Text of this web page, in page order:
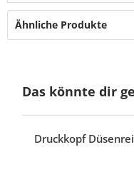
Ähnliche Produkte
Das könnte dir
Druckkopf